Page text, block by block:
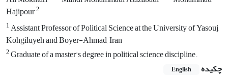
Hajipour2
1Assistant Professor of Political Science at the University of Yasouj,
Kohgiluyeh and Boyer-Ahmad, Iran
2Graduate of a master's degree in political science discipline.
چکیده
English